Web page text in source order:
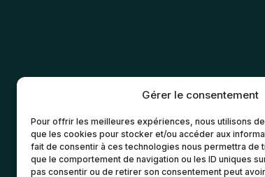
Gérer le consentement
Pour offrir les meilleures expériences, nous utilisons
que les cookies pour stocker et/ou accéder aux
fait de consentir à ces technologies nous permettra de
que le comportement de navigation ou les ID uniques
pas consentir ou de retirer son consentement peut